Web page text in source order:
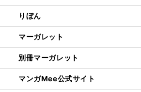
りぼん
マーガレット
別冊マーガレット
マンガMee公式サイト